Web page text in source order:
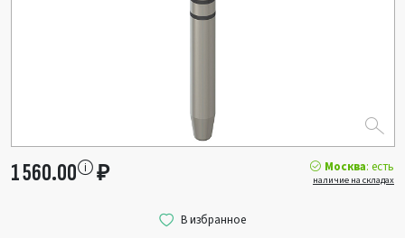
1 560.00 ₽ Москва: есть
наличие на складах